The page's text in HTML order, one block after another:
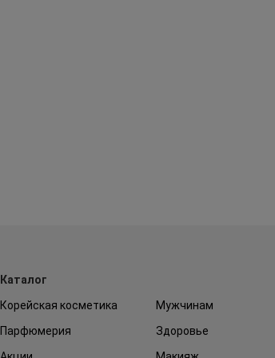
Каталог
Корейская косметика
Мужчинам
Парфюмерия
Здоровье